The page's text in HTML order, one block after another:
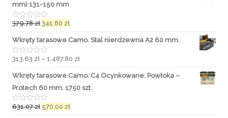
mm) 131-150 mm
O
c
e
n
i
o
n
0
n
a
5
379.78zł 341.80 zł
Wkręty tarasowe Camo. Stal nierdzewna A2 60 mm.
O
c
e
n
i
o
n
o
313.63 zł – 1,487.80 zł
Wkręty tarasowe Camo. C4 Ocynkowane. Powłoka –
Protech 60 mm. 1750 szt.
O
c
631.07zł 570.00 zł